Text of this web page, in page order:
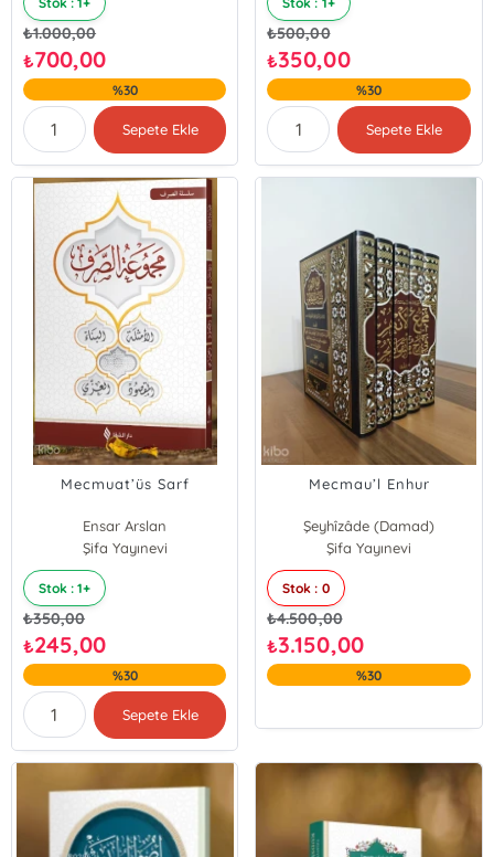
₺1.000,00
₺700,00
%30
Sepete Ekle
₺500,00
₺350,00
%30
Sepete Ekle
Mecmuat’üs Sarf
Ensar Arslan
Galip Akbal
Şifa Yayınevi
Stok : 1+
₺350,00
₺245,00
%30
Sepete Ekle
Mecmau’l Enhur
Şeyhîzâde (Damad)
Şifa Yayınevi
Stok : 0
₺4.500,00
₺3.150,00
%30